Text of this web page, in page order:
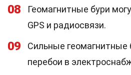
08
Геомагнитные бури
GPS и радиосвязи.
09
Сильные геомагнитные
перебои в